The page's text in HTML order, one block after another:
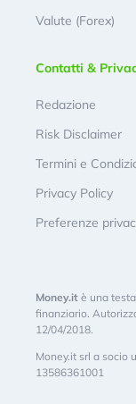
Valute (Forex)
Contatti &
Redazione
Risk Disclaimer
Termini e
Privacy Policy
Preferenze
Money.it è una
finanziario.
12/04/2018.
Money.it srl a socio
13586361001